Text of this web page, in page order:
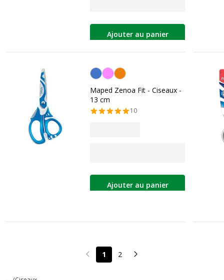
Ajouter au panier
Personnalisation de la couleur
Maped Zenoa Fit - Ciseaux -
13 cm
10
Ajouter au panier
Page précédente
1 2 Page suivante